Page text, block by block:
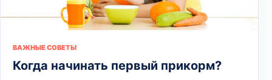
ВАЖНЫЕ СОВЕТЫ
Когда начинать первый прикорм?